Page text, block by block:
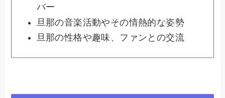
バー
旦那の音楽活動やその情熱的な姿勢
旦那の性格や趣味、ファンとの交流